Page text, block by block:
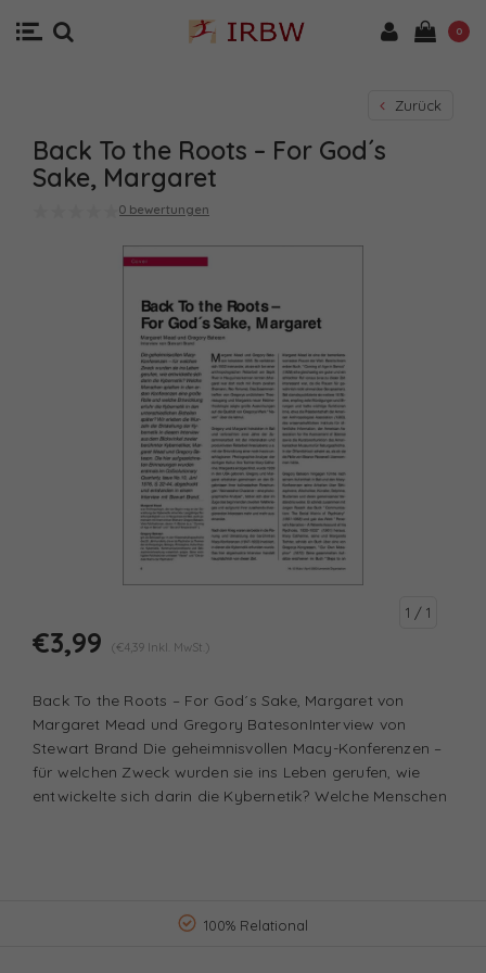
0
Zurück
Back To the Roots – For God´s
Sake, Margaret
0 bewertungen
1 / 1
€3,99 (€4,39 Inkl. MwSt.)
Back To the Roots – For God´s Sake, Margaret von
Margaret Mead und Gregory BatesonInterview von
Stewart Brand Die geheimnisvollen Macy-Konferenzen –
für welchen Zweck wurden sie ins Leben gerufen, wie
entwickelte sich darin die Kybernetik? Welche Menschen
100% Relational